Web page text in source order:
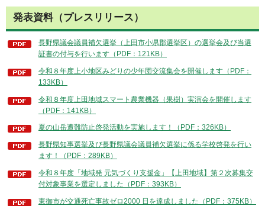
発表資料（プレスリリース）
長野県議会議員補欠選挙（上田市小県郡選挙区）の選挙会及び当選
証書の付与を行います（PDF：121KB）
令和８年度上小地区みどりの少年団交流集会を開催します（PDF：
133KB）
令和８年度上田地域スマート農業機器（果樹）実演会を開催します
（PDF：141KB）
夏の山岳遭難防止啓発活動を実施します！（PDF：326KB）
長野県知事選挙及び長野県議会議員補欠選挙に係る学校啓発を行い
ます！（PDF：289KB）
令和８年度「地域発 元気づくり支援金」【上田地域】第２次募集交
付対象事業を選定しました（PDF：393KB）
東御市が交通死亡事故ゼロ2000 日を達成しました（PDF：375KB）